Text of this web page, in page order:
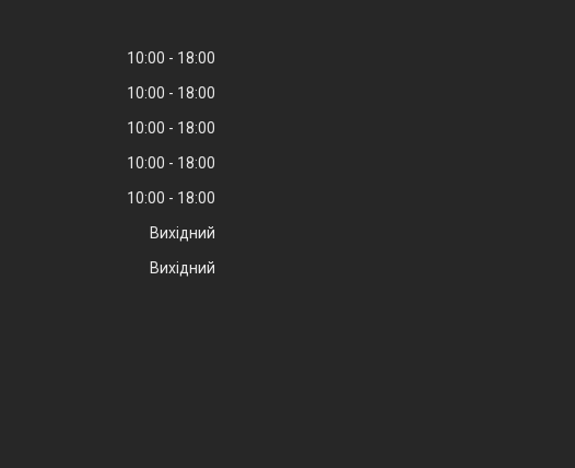
10:00
18:00
10:00
18:00
10:00
18:00
10:00
18:00
10:00
18:00
Вихідний
Вихідний